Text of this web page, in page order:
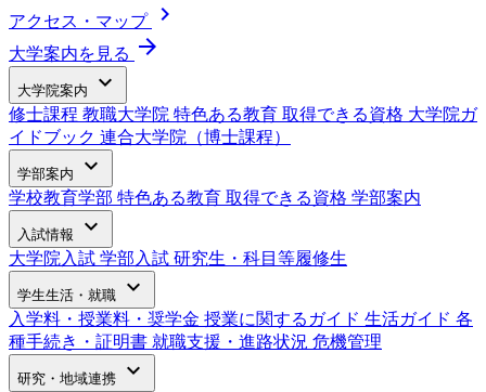
アクセス・マップ chevron_right
大学案内を見る arrow_forward
大学院案内 expand_more
修士課程 教職大学院 特色ある教育 取得できる資格 大学院ガ
イドブック 連合大学院（博士課程）
学部案内 expand_more
学校教育学部 特色ある教育 取得できる資格 学部案内
入試情報 expand_more
大学院入試 学部入試 研究生・科目等履修生
学生生活・就職 expand_more
入学料・授業料・奨学金 授業に関するガイド 生活ガイド 各
種手続き・証明書 就職支援・進路状況 危機管理
研究・地域連携 expand_more